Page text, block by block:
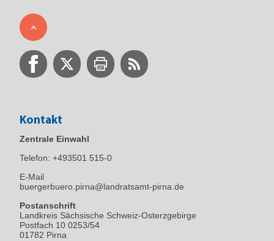
Kontakt
Zentrale Einwahl
Telefon: +493501 515-0
E-Mail
buergerbuero.pirna@landratsamt-pirna.de
Postanschrift
Landkreis Sächsische Schweiz-Osterzgebirge
Postfach 10 0253/54
01782 Pirna